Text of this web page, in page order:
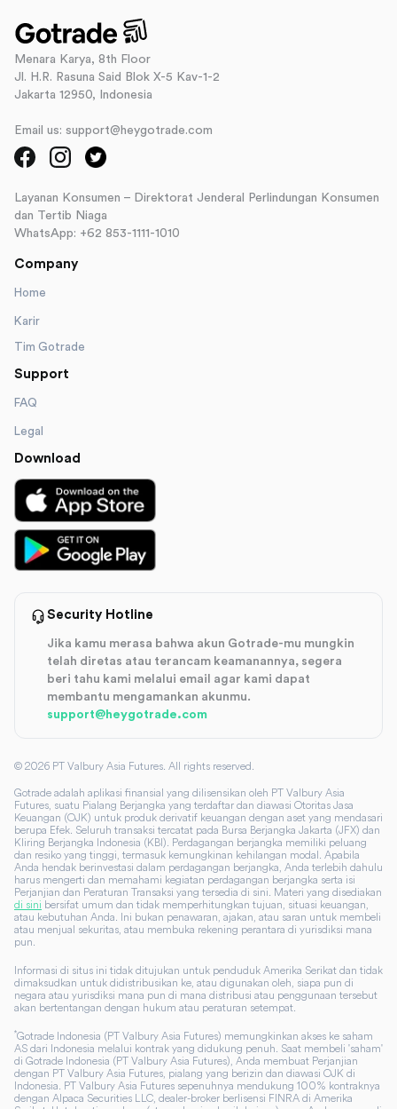
Menara Karya, 8th Floor
Jl. H.R. Rasuna Said Blok X-5 Kav-1-2
Jakarta 12950, Indonesia
Email us: support@heygotrade.com
Layanan Konsumen – Direktorat Jenderal Perlindungan Konsumen
dan Tertib Niaga
WhatsApp: +62 853-1111-1010
Company
Home
Karir
Tim Gotrade
Support
FAQ
Legal
Download
Security Hotline
Jika kamu merasa bahwa akun Gotrade-mu mungkin
telah diretas atau terancam keamanannya, segera
beri tahu kami melalui email agar kami dapat
membantu mengamankan akunmu.
support@heygotrade.com
© 2026 PT Valbury Asia Futures. All rights reserved.
Gotrade adalah aplikasi finansial yang dilisensikan oleh PT Valbury Asia
Futures, suatu Pialang Berjangka yang terdaftar dan diawasi Otoritas Jasa
Keuangan (OJK) untuk produk derivatif keuangan dengan aset yang mendasari
berupa Efek. Seluruh transaksi tercatat pada Bursa Berjangka Jakarta (JFX) dan
Kliring Berjangka Indonesia (KBI). Perdagangan berjangka memiliki peluang
dan resiko yang tinggi, termasuk kemungkinan kehilangan modal. Apabila
Anda hendak berinvestasi dalam perdagangan berjangka, Anda terlebih dahulu
harus mengerti dan memahami kegiatan perdagangan berjangka serta isi
Perjanjian dan Peraturan Transaksi yang tersedia di sini. Materi yang disediakan
di sini bersifat umum dan tidak memperhitungkan tujuan, situasi keuangan,
atau kebutuhan Anda. Ini bukan penawaran, ajakan, atau saran untuk membeli
atau menjual sekuritas, atau membuka rekening perantara di yurisdiksi mana
pun.
Informasi di situs ini tidak ditujukan untuk penduduk Amerika Serikat dan tidak
dimaksudkan untuk didistribusikan ke, atau digunakan oleh, siapa pun di
negara atau yurisdiksi mana pun di mana distribusi atau penggunaan tersebut
akan bertentangan dengan hukum atau peraturan setempat.
*Gotrade Indonesia (PT Valbury Asia Futures) memungkinkan akses ke saham
AS dari Indonesia melalui kontrak yang didukung penuh. Saat membeli 'saham'
di Gotrade Indonesia (PT Valbury Asia Futures), Anda membuat Perjanjian
dengan PT Valbury Asia Futures, pialang yang berizin dan diawasi OJK di
Indonesia. PT Valbury Asia Futures sepenuhnya mendukung 100% kontraknya
dengan Alpaca Securities LLC, dealer-broker berlisensi FINRA di Amerika